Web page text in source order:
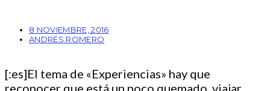
8 NOVIEMBRE, 2016
ANDRÉS ROMERO
[:es]El tema de «Experiencias» hay que